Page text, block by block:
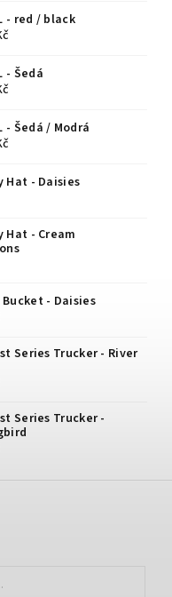
- red / black
- Šedá
- Šedá / Modrá
Hat - Daisies
Hat - Cream
Bucket - Daisies
Series Trucker - River
Series Trucker -